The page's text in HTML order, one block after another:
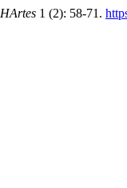
HArtes 1 (2): 58-71.